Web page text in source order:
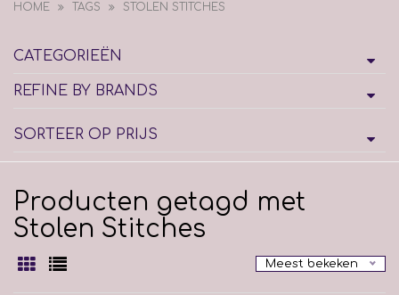
HOME TAGS STOLEN STITCHES
CATEGORIEËN
REFINE BY BRANDS
SORTEER OP PRIJS
Producten getagd met
Stolen Stitches
Meest bekeken